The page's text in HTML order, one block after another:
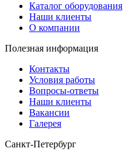
Каталог оборудования
Наши клиенты
О компании
Полезная информация
Контакты
Условия работы
Вопросы-ответы
Наши клиенты
Вакансии
Галерея
Санкт-Петербург